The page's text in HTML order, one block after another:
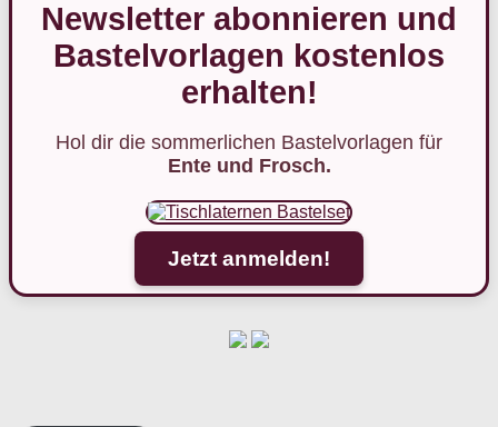
Newsletter abonnieren und
Bastelvorlagen kostenlos
erhalten!
Hol dir die sommerlichen Bastelvorlagen für
Ente und Frosch.
Jetzt anmelden!